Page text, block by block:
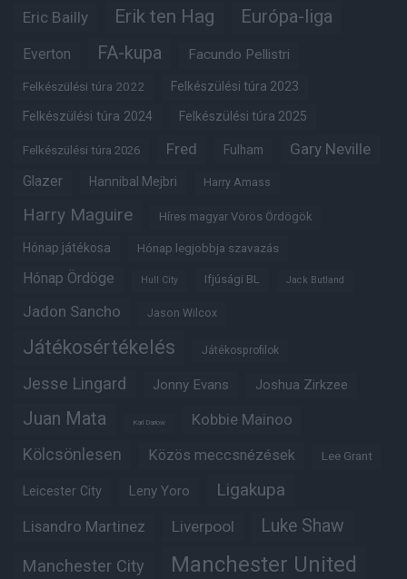
Eric Bailly Erik ten Hag Európa-liga
Everton FA-kupa Facundo Pellistri
Felkészülési túra 2022 Felkészülési túra 2023
Felkészülési túra 2024 Felkészülési túra 2025
Felkészülési túra 2026 Fred Fulham Gary Neville
Glazer Hannibal Mejbri Harry Amass
Harry Maguire Híres magyar Vörös Ördögök
Hónap játékosa Hónap legjobbja szavazás
Hónap Ördöge Hull City Ifjúsági BL Jack Butland
Jadon Sancho Jason Wilcox
Játékosértékelés Játékosprofilok
Jesse Lingard Jonny Evans Joshua Zirkzee
Juan Mata Karl Darlow Kobbie Mainoo
Kölcsönlesen Közös meccsnézések Lee Grant
Leicester City Leny Yoro Ligakupa
Lisandro Martinez Liverpool Luke Shaw
Manchester City Manchester United